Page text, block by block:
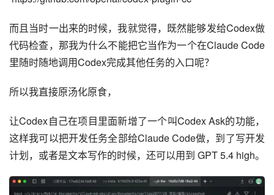
而且当时一出来的时候，我就觉得，既然能够发给Codex做
代码检查，那我为什么不能把它当作为一个在Claude Code
里随时随地调用Codex完成其他任务的入口呢？
所以我直接原汤化原食，
让Codex自己在项目里面新增了一个叫Codex Ask的功能，
这样我可以把开发任务全部给Claude Code做，到了写开发
计划，或者是文本写作的时候，还可以用到 GPT 5.4 high。